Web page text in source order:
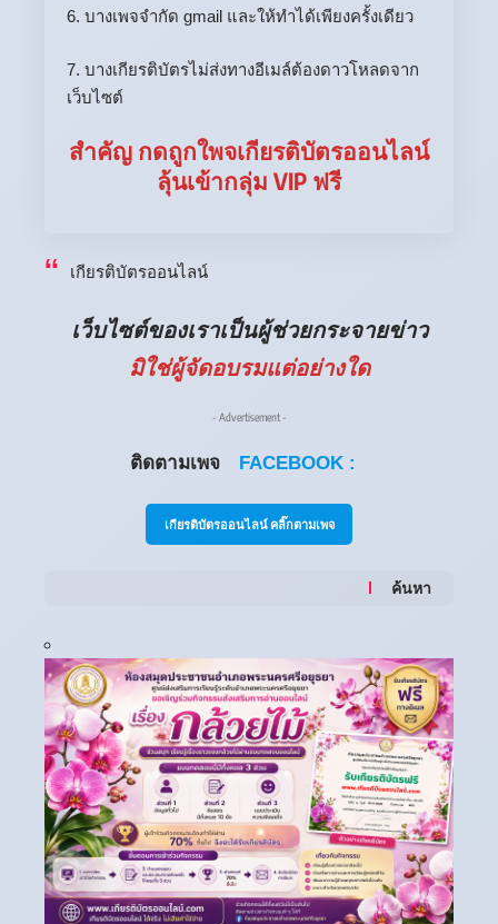
6. บางเพจจำกัด gmail และให้ทำได้เพียงครั้งเดียว
7. บางเกียรติบัตรไม่ส่งทางอีเมล์ต้องดาวโหลดจาก
เว็บไซต์
สำคัญ กดถูกใพจเกียรติบัตรออนไลน์
ลุ้นเข้ากลุ่ม VIP ฟรี
เกียรติบัตรออนไลน์
เว็บไซต์ของเราเป็นผู้ช่วยกระจายข่าว
มิใช่ผู้จัดอบรมแต่อย่างใด
- Advertisement -
ติดตามเพจ FACEBOOK :
เกียรติบัตรออนไลน์ คลิ๊กตามเพจ
ค้นหา